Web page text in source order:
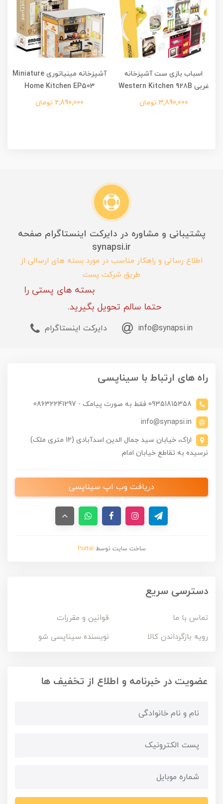
اسباب بازی ست آشپزخانه
غربی Western Kitchen 928B
3,890,000 تومان
آشپزخانه مینیاتوری Miniature
Home Kitchen EP503
2,890,000 تومان
پشتیبانی و مشاوره در دایرکت اینستاگرام صفحه
synapsi.ir
اطلاع رسانی و راهکار مناسب در مورد بسته های ارسالی از
طریق شرکت پست
بسته های پستی را
حتما سالم تحویل بگیرید.
info@synapsi.in دایرکت اینستاگرام
راه های ارتباط با سیناپسی
09351815358 فقط به صورت پیامک - 08632241297
info@synapsi.in
اراک، خیابان سید جمال الدین اسدآبادی (12 متری ملک)
نرسیده به تقاطع خیابان امام
دریافت وب اپ سیناپسی
ساخت سایت توسط Portal
دسترسی سریع
تماس با ما
قوانین و مقررات
رویه بازگرداندن کالا
نویسنده سیناپسی شو
عضویت در خبرنامه و اطلاع از تخفیف ها